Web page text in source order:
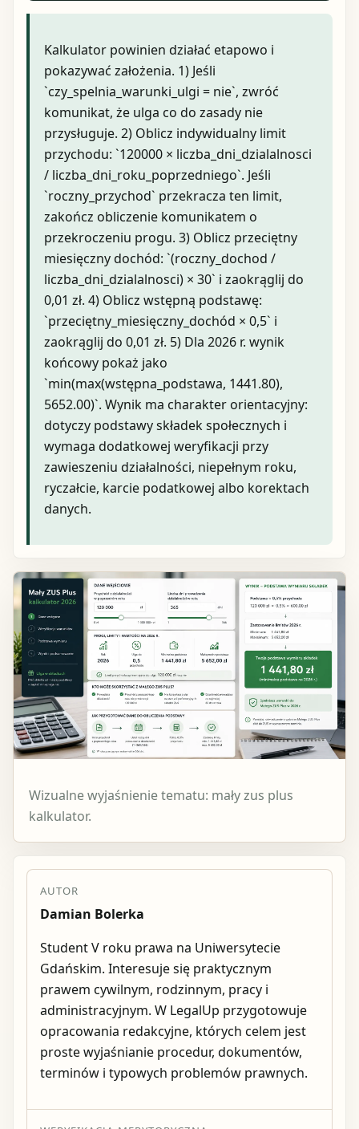
Kalkulator powinien działać etapowo i
pokazywać założenia. 1) Jeśli
`czy_spelnia_warunki_ulgi = nie`, zwróć
komunikat, że ulga co do zasady nie
przysługuje. 2) Oblicz indywidualny limit
przychodu: `120000 × liczba_dni_dzialalnosci
/ liczba_dni_roku_poprzedniego`. Jeśli
`roczny_przychod` przekracza ten limit,
zakończ obliczenie komunikatem o
przekroczeniu progu. 3) Oblicz przeciętny
miesięczny dochód: `(roczny_dochod /
liczba_dni_dzialalnosci) × 30` i zaokrąglij do
0,01 zł. 4) Oblicz wstępną podstawę:
`przeciętny_miesięczny_dochód × 0,5` i
zaokrąglij do 0,01 zł. 5) Dla 2026 r. wynik
końcowy pokaż jako
`min(max(wstępna_podstawa, 1441.80),
5652.00)`. Wynik ma charakter orientacyjny:
dotyczy podstawy składek społecznych i
wymaga dodatkowej weryfikacji przy
zawieszeniu działalności, niepełnym roku,
ryczałcie, karcie podatkowej albo korektach
danych.
Wizualne wyjaśnienie tematu: mały zus plus
kalkulator.
AUTOR
Damian Bolerka
Student V roku prawa na Uniwersytecie
Gdańskim. Interesuje się praktycznym
prawem cywilnym, rodzinnym, pracy i
administracyjnym. W LegalUp przygotowuje
opracowania redakcyjne, których celem jest
proste wyjaśnianie procedur, dokumentów,
terminów i typowych problemów prawnych.